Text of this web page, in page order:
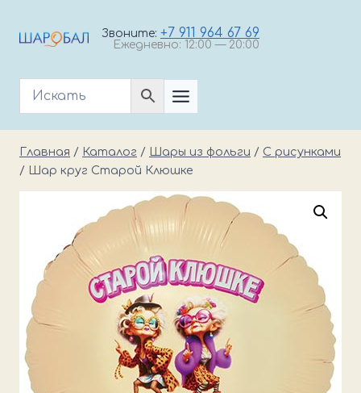
Звоните: +7 911 964 67 69
Ежедневно: 12:00 — 20:00
Главная / Каталог / Шары из фольги / С рисунками
/
Шар круг Старой Клюшке